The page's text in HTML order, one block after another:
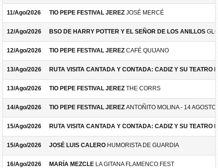
11/Ago/2026 TIO PEPE FESTIVAL JEREZ JOSÉ MERCÉ
12/Ago/2026 BSO DE HARRY POTTER Y EL SEÑOR DE LOS ANILLOS
12/Ago/2026 TIO PEPE FESTIVAL JEREZ CAFÉ QUIJANO
13/Ago/2026 RUTA VISITA CANTADA Y CONTADA: CADIZ Y SU TEATRO
13/Ago/2026 TIO PEPE FESTIVAL JEREZ THE CORRS
14/Ago/2026 TIO PEPE FESTIVAL JEREZ ANTOÑITO MOLINA - 14 AGOSTO
15/Ago/2026 RUTA VISITA CANTADA Y CONTADA: CADIZ Y SU TEATRO
15/Ago/2026 JOSÉ LUIS CALERO HUMORISTA DE GUARDIA
16/Ago/2026 MARÍA MEZCLE LA GITANA FLAMENCO FEST